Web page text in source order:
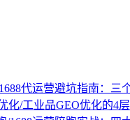
代运营避坑指南：三
化/工业品GEO优化的4